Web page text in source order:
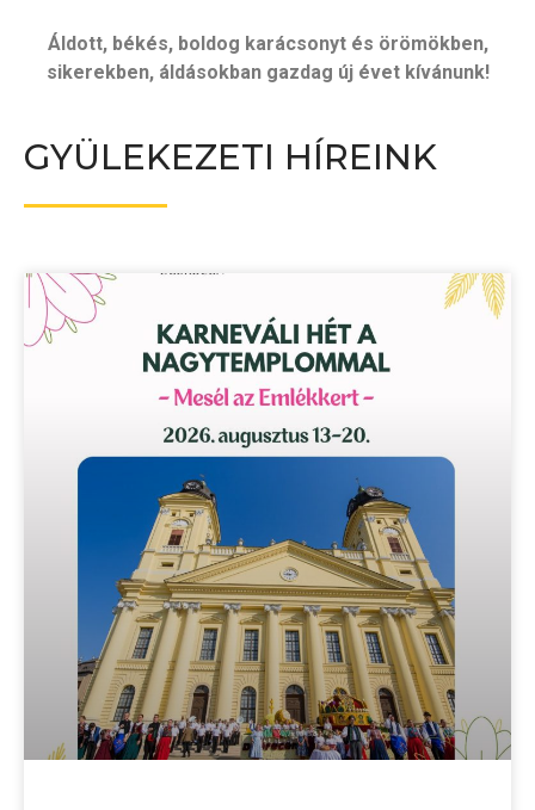
Áldott, békés, boldog karácsonyt és örömökben,
sikerekben, áldásokban gazdag új évet kívánunk!
GYÜLEKEZETI HÍREINK